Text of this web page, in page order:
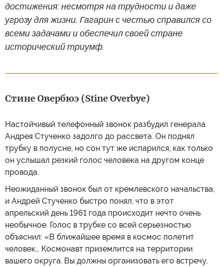
достижения: несмотря на трудности и даже
угрозу для жизни, Гагарин с честью справился со
всеми задачами и обеспечил своей стране
исторический триумф.
Стине Овербюэ (Stine Overbye)
Настойчивый телефонный звонок разбудил генерала
Андрея Стученко задолго до рассвета. Он поднял
трубку в полусне, но сон тут же испарился, как только
он услышал резкий голос человека на другом конце
провода.
Неожиданный звонок был от кремлевского начальства,
и Андрей Стученко быстро понял, что в этот
апрельский день 1961 года происходит нечто очень
необычное. Голос в трубке со всей серьезностью
объяснил: «В ближайшее время в космос полетит
человек… Космонавт приземлится на территории
вашего округа. Вы должны организовать его встречу,